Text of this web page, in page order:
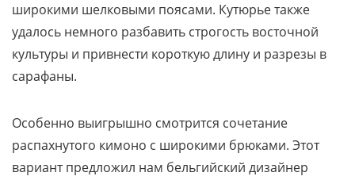
широкими шелковыми поясами. Кутюрье также
удалось немного разбавить строгость восточной
культуры и привнести короткую длину и разрезы в
сарафаны.
Особенно выигрышно смотрится сочетание
распахнутого кимоно с широкими брюками. Этот
вариант предложил нам бельгийский дизайнер